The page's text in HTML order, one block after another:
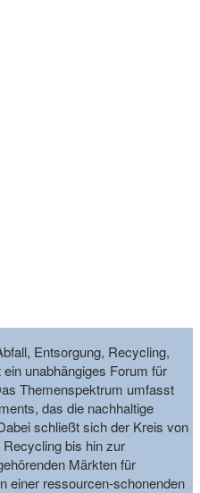
Entsorgung, Recycling,
unabhängiges Forum für
Themenspektrum umfasst
das die nachhaltige
schließt sich der Kreis von
bis hin zur
Märkten für
einer ressourcen-schonenden